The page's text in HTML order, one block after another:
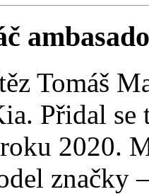
Tomáš
Přidal se
2020.
značky